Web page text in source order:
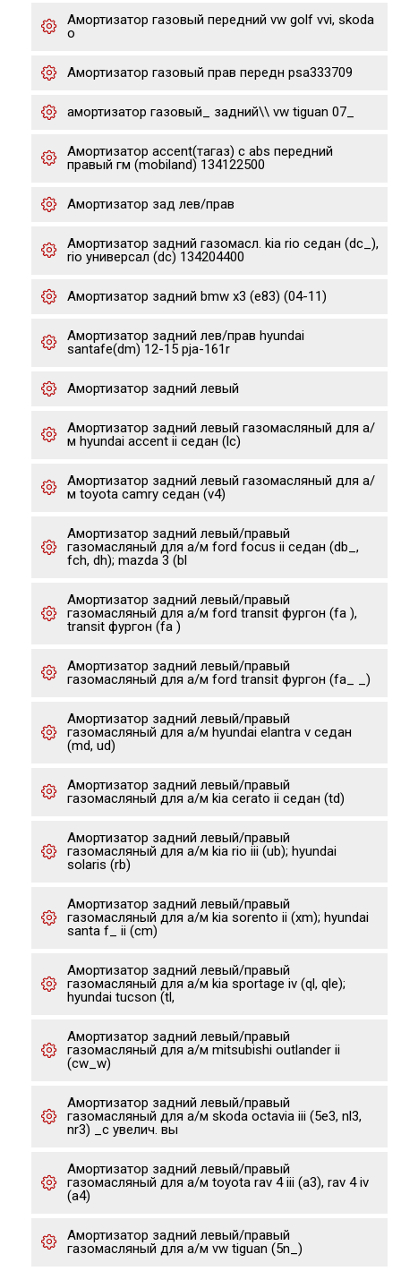
Амортизатор газовый передний vw golf vvi, skoda
o
Амортизатор газовый прав передн psa333709
амортизатор газовый_ задний\\ vw tiguan 07_
Амортизатор accent(тагаз) с abs передний
правый гм (mobiland) 134122500
Амортизатор зад лев/прав
Амортизатор задний газомасл. kia rio седан (dc_),
rio универсал (dc) 134204400
Амортизатор задний bmw x3 (e83) (04-11)
Амортизатор задний лев/прав hyundai
santafe(dm) 12-15 pja-161r
Амортизатор задний левый
Амортизатор задний левый газомасляный для а/
м hyundai accent ii седан (lc)
Амортизатор задний левый газомасляный для а/
м toyota camry седан (v4)
Амортизатор задний левый/правый
газомасляный для а/м ford focus ii седан (db_,
fch, dh); mazda 3 (bl
Амортизатор задний левый/правый
газомасляный для а/м ford transit фургон (fa ),
transit фургон (fa )
Амортизатор задний левый/правый
газомасляный для а/м ford transit фургон (fa_ _)
Амортизатор задний левый/правый
газомасляный для а/м hyundai elantra v седан
(md, ud)
Амортизатор задний левый/правый
газомасляный для а/м kia cerato ii седан (td)
Амортизатор задний левый/правый
газомасляный для а/м kia rio iii (ub); hyundai
solaris (rb)
Амортизатор задний левый/правый
газомасляный для а/м kia sorento ii (xm); hyundai
santa f_ ii (cm)
Амортизатор задний левый/правый
газомасляный для а/м kia sportage iv (ql, qle);
hyundai tucson (tl,
Амортизатор задний левый/правый
газомасляный для а/м mitsubishi outlander ii
(cw_w)
Амортизатор задний левый/правый
газомасляный для а/м skoda octavia iii (5e3, nl3,
nr3) _с увелич. вы
Амортизатор задний левый/правый
газомасляный для а/м toyota rav 4 iii (a3), rav 4 iv
(a4)
Амортизатор задний левый/правый
газомасляный для а/м vw tiguan (5n_)